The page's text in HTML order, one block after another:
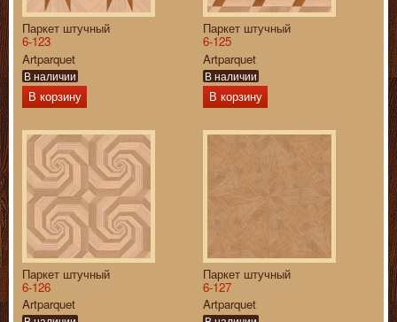
Паркет штучный
6-123
Artparquet
В наличии
В корзину
Паркет штучный
6-125
Artparquet
В наличии
В корзину
Паркет штучный
6-126
Artparquet
Паркет штучный
6-127
Artparquet